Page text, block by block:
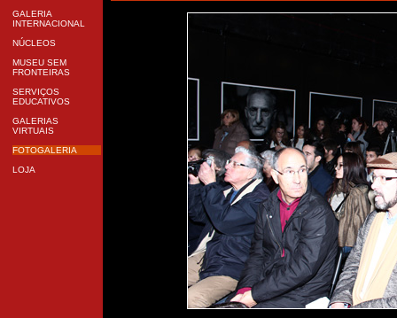
GALERIA
INTERNACIONAL
NÚCLEOS
MUSEU SEM
FRONTEIRAS
SERVIÇOS
EDUCATIVOS
GALERIAS
VIRTUAIS
FOTOGALERIA
LOJA